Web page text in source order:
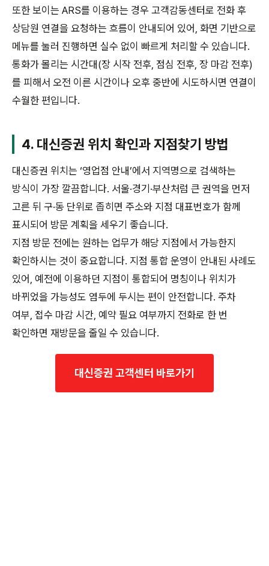
또한 보이는 ARS를 이용하는 경우 고객감동센터로 전화 후
상담원 연결을 요청하는 흐름이 안내되어 있어, 화면 기반으로
메뉴를 눌러 진행하면 실수 없이 빠르게 처리할 수 있습니다.
통화가 몰리는 시간대(장 시작 전후, 점심 전후, 장 마감 전후)
를 피해서 오전 이른 시간이나 오후 중반에 시도하시면 연결이
수월한 편입니다.
4. 대신증권 위치 확인과 지점찾기 방법
대신증권 위치는 ‘영업점 안내’에서 지역명으로 검색하는
방식이 가장 깔끔합니다. 서울·경기·부산처럼 큰 권역을 먼저
고른 뒤 구·동 단위로 좁히면 주소와 지점 대표번호가 함께
표시되어 방문 계획을 세우기 좋습니다.
지점 방문 전에는 원하는 업무가 해당 지점에서 가능한지
확인하시는 것이 중요합니다. 지점 통합 운영이 안내된 사례도
있어, 예전에 이용하던 지점이 통합되어 명칭이나 위치가
바뀌었을 가능성도 염두에 두시는 편이 안전합니다. 주차
여부, 접수 마감 시간, 예약 필요 여부까지 전화로 한 번
확인하면 재방문을 줄일 수 있습니다.
대신증권 고객센터 바로가기